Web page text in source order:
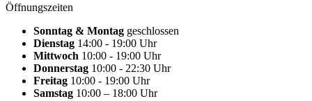
Öffnungszeiten
Sonntag & Montag geschlossen
Dienstag 14:00 - 19:00 Uhr
Mittwoch 10:00 - 19:00 Uhr
Donnerstag 10:00 - 22:30 Uhr
Freitag 10:00 - 19:00 Uhr
Samstag 10:00 – 18:00 Uhr